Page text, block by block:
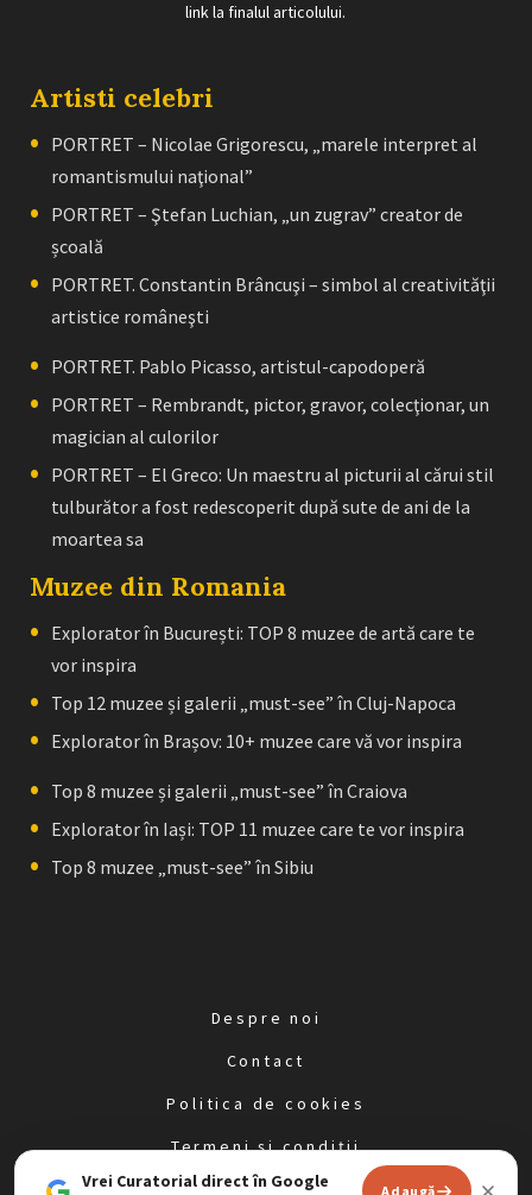
link la finalul articolului.
Artisti celebri
PORTRET – Nicolae Grigorescu, „marele interpret al
romantismului naţional”
PORTRET – Ştefan Luchian, „un zugrav” creator de
școală
PORTRET. Constantin Brâncuşi – simbol al creativităţii
artistice româneşti
PORTRET. Pablo Picasso, artistul-capodoperă
PORTRET – Rembrandt, pictor, gravor, colecţionar, un
magician al culorilor
PORTRET – El Greco: Un maestru al picturii al cărui stil
tulburător a fost redescoperit după sute de ani de la
moartea sa
Muzee din Romania
Explorator în București: TOP 8 muzee de artă care te
vor inspira
Top 12 muzee și galerii „must-see” în Cluj-Napoca
Explorator în Brașov: 10+ muzee care vă vor inspira
Top 8 muzee și galerii „must-see” în Craiova
Explorator în Iași: TOP 11 muzee care te vor inspira
Top 8 muzee „must-see” în Sibiu
Despre noi
Contact
Politica de cookies
Termeni și condiții
Politica de confidențialitate
Vrei Curatorial direct în Google
Adaugă